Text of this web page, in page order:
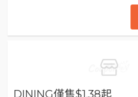
DINING僅售$1.38起